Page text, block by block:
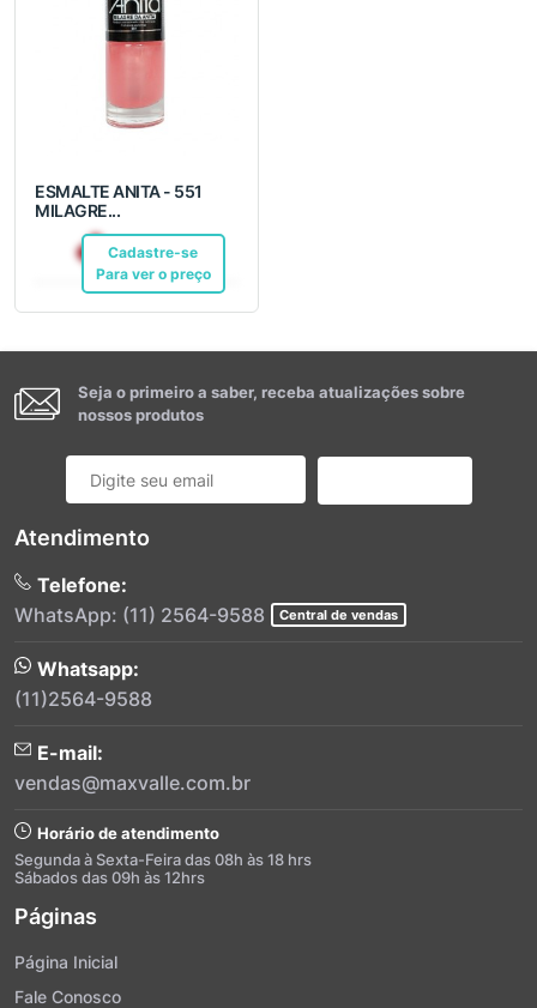
ESMALTE ANITA - 551
MILAGRE...
Cadastre-se
Para ver o preço
R$ 6,99Pix
Seja o primeiro a saber, receba atualizações sobre
nossos produtos
Atendimento
Telefone:
WhatsApp: (11) 2564-9588
Central de vendas
Whatsapp:
(11)2564-9588
E-mail:
vendas@maxvalle.com.br
Horário de atendimento
Segunda à Sexta-Feira das 08h às 18 hrs
Sábados das 09h às 12hrs
Páginas
Página Inicial
Fale Conosco